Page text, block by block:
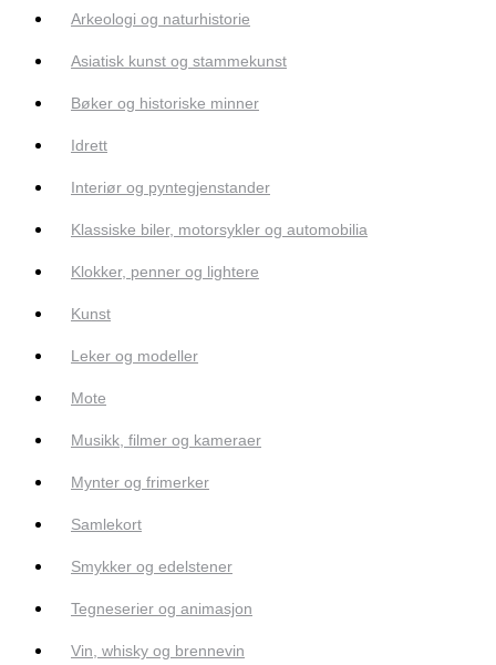
Arkeologi og naturhistorie
Asiatisk kunst og stammekunst
Bøker og historiske minner
Idrett
Interiør og pyntegjenstander
Klassiske biler, motorsykler og automobilia
Klokker, penner og lightere
Kunst
Leker og modeller
Mote
Musikk, filmer og kameraer
Mynter og frimerker
Samlekort
Smykker og edelstener
Tegneserier og animasjon
Vin, whisky og brennevin